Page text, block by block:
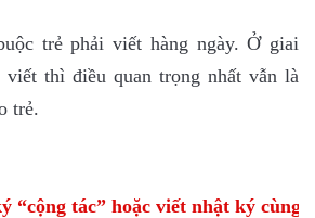
trẻ phải viết hàng ngày. Ở giai
viết thì điều quan trọng nhất vẫn là
trẻ.
“cộng tác” hoặc viết nhật ký cùng